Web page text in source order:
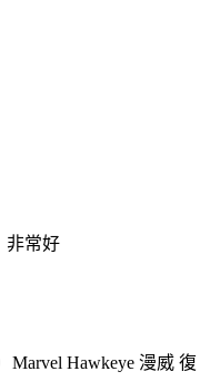
非常好
Marvel Hawkeye 漫威 復